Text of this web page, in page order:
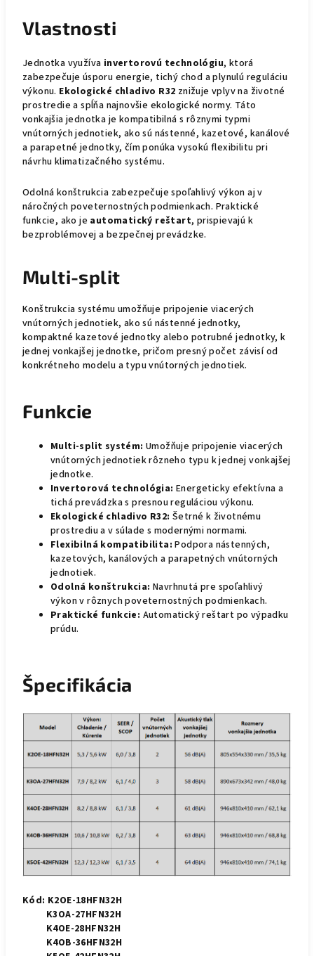
Vlastnosti
Jednotka využíva invertorovú technológiu, ktorá
zabezpečuje úsporu energie, tichý chod a plynulú reguláciu
výkonu. Ekologické chladivo R32 znižuje vplyv na životné
prostredie a spĺňa najnovšie ekologické normy. Táto
vonkajšia jednotka je kompatibilná s rôznymi typmi
vnútorných jednotiek, ako sú nástenné, kazetové, kanálové
a parapetné jednotky, čím ponúka vysokú flexibilitu pri
návrhu klimatizačného systému.
Odolná konštrukcia zabezpečuje spoľahlivý výkon aj v
náročných poveternostných podmienkach. Praktické
funkcie, ako je automatický reštart, prispievajú k
bezproblémovej a bezpečnej prevádzke.
Multi-split
Konštrukcia systému umožňuje pripojenie viacerých
vnútorných jednotiek, ako sú nástenné jednotky,
kompaktné kazetové jednotky alebo potrubné jednotky, k
jednej vonkajšej jednotke, pričom presný počet závisí od
konkrétneho modelu a typu vnútorných jednotiek.
Funkcie
Multi-split systém: Umožňuje pripojenie viacerých
vnútorných jednotiek rôzneho typu k jednej vonkajšej
jednotke.
Invertorová technológia: Energeticky efektívna a
tichá prevádzka s presnou reguláciou výkonu.
Ekologické chladivo R32: Šetrné k životnému
prostrediu a v súlade s modernými normami.
Flexibilná kompatibilita: Podpora nástenných,
kazetových, kanálových a parapetných vnútorných
jednotiek.
Odolná konštrukcia: Navrhnutá pre spoľahlivý
výkon v rôznych poveternostných podmienkach.
Praktické funkcie: Automatický reštart po výpadku
prúdu.
Špecifikácia
Kód: K2OE-18HFN32H
K3OA-27HFN32H
K4OE-28HFN32H
K4OB-36HFN32H